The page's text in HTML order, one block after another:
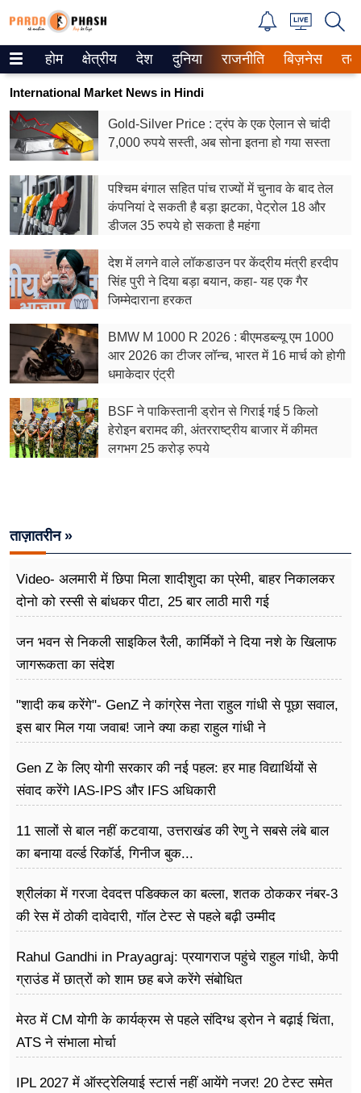
Trending on Google News
ePaper
वेब स्टोरीज
उत्तर प्रदेश
गैलरी
वीडियो
रिलेशनशिप
जीवन मंत्रा
फूड
सेहत
ब्‍यूटी
अन्य खबरें
होम क्षेत्रीय देश दुनिया राजनीति बिज़नेस
International Market News in Hindi
Gold-Silver Price : ट्रंप के एक ऐलान से चांदी
7,000 रुपये सस्ती, अब सोना इतना हो गया सस्ता
पश्चिम बंगाल सहित पांच राज्यों में चुनाव के बाद तेल
कंपनियां दे सकती है बड़ा झटका, पेट्रोल 18 और
डीजल 35 रुपये हो सकता है महंगा
देश में लगने वाले लॉकडाउन पर केंद्रीय मंत्री हरदीप
सिंह पुरी ने दिया बड़ा बयान, कहा- यह एक गैर
जिम्मेदाराना हरकत
BMW M 1000 R 2026 : बीएमडब्ल्यू एम 1000
आर 2026 का टीजर लॉन्च, भारत में 16 मार्च को होगी
धमाकेदार एंट्री
BSF ने पाकिस्तानी ड्रोन से गिराई गई 5 किलो
हेरोइन बरामद की, अंतरराष्ट्रीय बाजार में कीमत
लगभग 25 करोड़ रुपये
ताज़ातरीन »
Video- अलमारी में छिपा मिला शादीशुदा का प्रेमी, बाहर निकालकर
दोनो को रस्सी से बांधकर पीटा, 25 बार लाठी मारी गई
जन भवन से निकली साइकिल रैली, कार्मिकों ने दिया नशे के खिलाफ
जागरूकता का संदेश
"शादी कब करेंगे"- GenZ ने कांग्रेस नेता राहुल गांधी से पूछा सवाल,
इस बार मिल गया जवाब! जाने क्या कहा राहुल गांधी ने
Gen Z के लिए योगी सरकार की नई पहल: हर माह विद्यार्थियों से
संवाद करेंगे IAS-IPS और IFS अधिकारी
11 सालों से बाल नहीं कटवाया, उत्तराखंड की रेणु ने सबसे लंबे बाल
का बनाया वर्ल्ड रिकॉर्ड, गिनीज बुक...
श्रीलंका में गरजा देवदत्त पडिक्कल का बल्ला, शतक ठोककर नंबर-3
की रेस में ठोकी दावेदारी, गॉल टेस्ट से पहले बढ़ी उम्मीद
Rahul Gandhi in Prayagraj: प्रयागराज पहुंचे राहुल गांधी, केपी
ग्राउंड में छात्रों को शाम छह बजे करेंगे संबोधित
मेरठ में CM योगी के कार्यक्रम से पहले संदिग्ध ड्रोन ने बढ़ाई चिंता,
ATS ने संभाला मोर्चा
IPL 2027 में ऑस्ट्रेलियाई स्टार्स नहीं आयेंगे नजर! 20 टेस्ट समेत